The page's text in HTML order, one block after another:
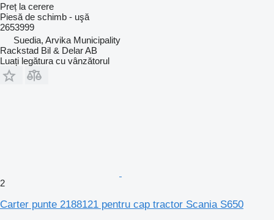
Preț la cerere
Piesă de schimb - uşă
2653999
Suedia, Arvika Municipality
Rackstad Bil & Delar AB
Luați legătura cu vânzătorul
2
Carter punte 2188121 pentru cap tractor Scania S650